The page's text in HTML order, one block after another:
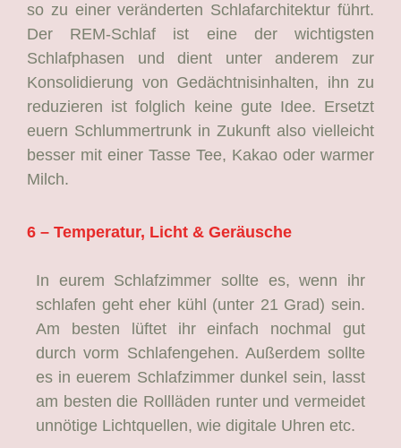
so zu einer veränderten Schlafarchitektur führt.
Der REM-Schlaf ist eine der wichtigsten
Schlafphasen und dient unter anderem zur
Konsolidierung von Gedächtnisinhalten, ihn zu
reduzieren ist folglich keine gute Idee. Ersetzt
euern Schlummertrunk in Zukunft also vielleicht
besser mit einer Tasse Tee, Kakao oder warmer
Milch.
6 – Temperatur, Licht & Geräusche
In eurem Schlafzimmer sollte es, wenn ihr
schlafen geht eher kühl (unter 21 Grad) sein.
Am besten lüftet ihr einfach nochmal gut
durch vorm Schlafengehen. Außerdem sollte
es in euerem Schlafzimmer dunkel sein, lasst
am besten die Rollläden runter und vermeidet
unnötige Lichtquellen, wie digitale Uhren etc.